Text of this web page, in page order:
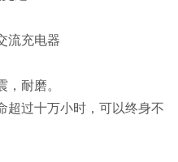
流充电器
耐磨。
超过十万小时，可以终身不